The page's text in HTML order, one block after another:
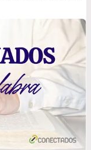
do is love your